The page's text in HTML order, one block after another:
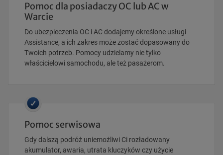
Pomoc dla posiadaczy OC lub AC w
Warcie
Do ubezpieczenia OC i AC dodajemy określone usługi
Assistance, a ich zakres może zostać dopasowany do
Twoich potrzeb. Pomocy udzielamy nie tylko
właścicielowi samochodu, ale też pasażerom.
Pomoc serwisowa
Gdy dalszą podróż uniemożliwi Ci rozładowany
akumulator, awaria, utrata kluczyków czy użycie